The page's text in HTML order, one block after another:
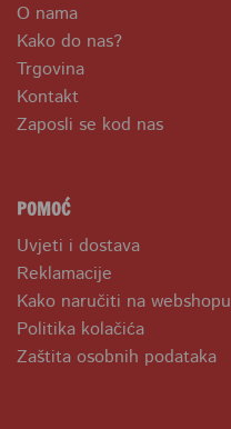
O nama
Kako do nas?
Trgovina
Kontakt
Zaposli se kod nas
POMOĆ
Uvjeti i dostava
Reklamacije
Kako naručiti na webshopu
Politika kolačića
Zaštita osobnih podataka